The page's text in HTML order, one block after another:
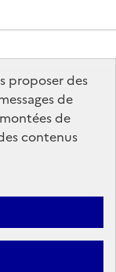
proposer des
de
de
contenus